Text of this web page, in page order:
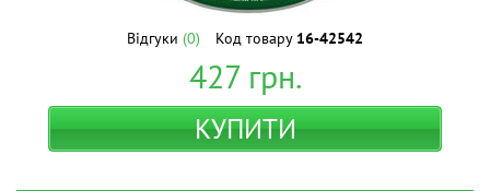
Відгуки (0) Код товару 16-42542
427грн.
КУПИТИ